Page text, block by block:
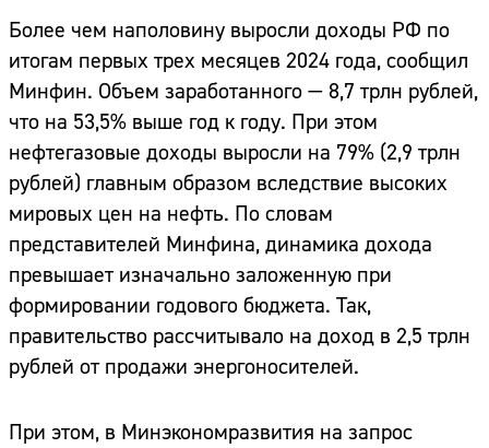
Более чем наполовину выросли доходы РФ по
итогам первых трех месяцев 2024 года, сообщил
Минфин. Объем заработанного — 8,7 трлн рублей,
что на 53,5% выше год к году. При этом
нефтегазовые доходы выросли на 79% (2,9 трлн
рублей) главным образом вследствие высоких
мировых цен на нефть. По словам
представителей Минфина, динамика дохода
превышает изначально заложенную при
формировании годового бюджета. Так,
правительство рассчитывало на доход в 2,5 трлн
рублей от продажи энергоносителей.
При этом, в Минэкономразвития на запрос